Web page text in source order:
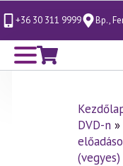
+36 30 311 9999 Bp.,
DVD-n»
(vegyes)